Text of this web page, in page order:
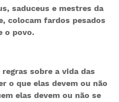
saduceus e mestres da
colocam fardos pesados
o povo.
sobre a vida das
o que elas devem ou não
elas devem ou não se